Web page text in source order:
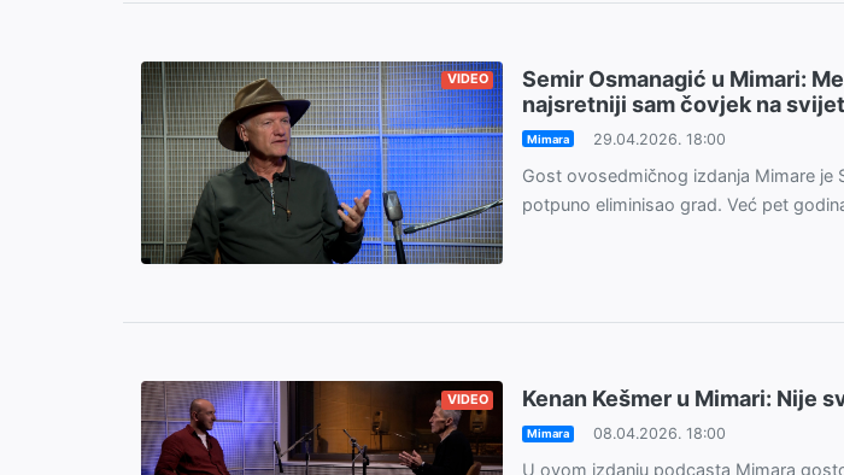
VIDEO
Semir Osmanagić u Mimari:
najsretniji sam čovjek na
Mimara 29.04.2026. 18:00
Gost ovosedmičnog izdanja Mimare je
potpuno eliminisao grad. Već pet
VIDEO Kenan Kešmer u Mimari: Nije
Mimara 08.04.2026. 18:00
U ovom izdanju podcasta Mimara